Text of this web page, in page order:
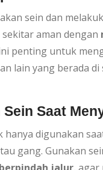
sein dan
aman dengan
penting untuk
lain yang berada di
Saat
hanya digunakan
gang. Gunakan